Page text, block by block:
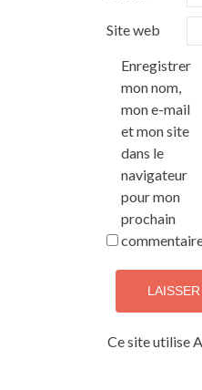
Site web
Enregistrer
mon nom,
mon e-mail
et mon site
dans le
navigateur
pour mon
prochain
Ce site utilise